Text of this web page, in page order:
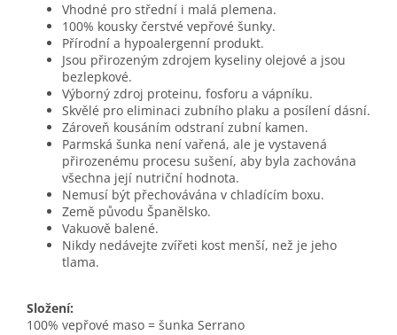
Vhodné pro střední i malá plemena.
100% kousky čerstvé vepřové šunky.
Přírodní a hypoalergenní produkt.
Jsou přirozeným zdrojem kyseliny olejové a jsou
bezlepkové.
Výborný zdroj proteinu, fosforu a vápníku.
Skvělé pro eliminaci zubního plaku a posílení dásní.
Zároveň kousáním odstraní zubní kamen.
Parmská šunka není vařená, ale je vystavená
přirozenému procesu sušení, aby byla zachována
všechna její nutriční hodnota.
Nemusí být přechovávána v chladícím boxu.
Země původu Španělsko.
Vakuově balené.
Nikdy nedávejte zvířeti kost menší, než je jeho
tlama.
Složení:
100% vepřové maso = šunka Serrano